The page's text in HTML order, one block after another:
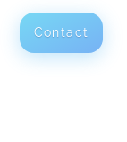
Contact